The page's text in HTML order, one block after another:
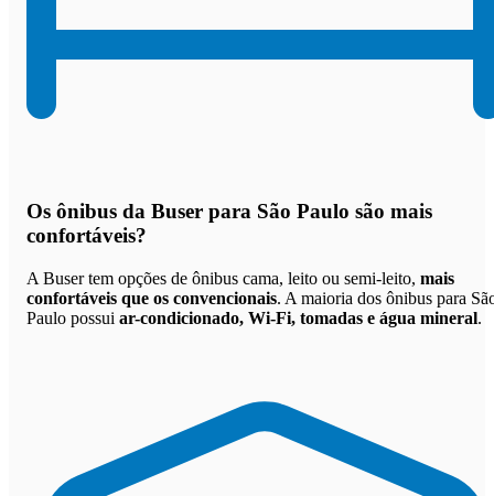
Os ônibus da Buser para São Paulo são mais
confortáveis?
A Buser tem opções de ônibus cama, leito ou semi-leito, mais
confortáveis que os convencionais. A maioria dos ônibus para
Paulo possui ar-condicionado, Wi-Fi, tomadas e água mineral.